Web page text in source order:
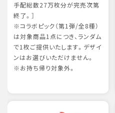
手配総数27万枚分が完売次第
終了。］
※コラボピック（第1弾/全8種）
は対象商品1点につき、ランダム
で1枚ご提供いたします。デザイ
ンはお選びいただけません。
※お持ち帰り対象外。